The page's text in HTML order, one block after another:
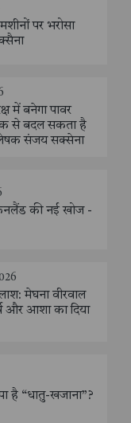
पर भरोसा
में बनेगा पावर
से बदल सकता है
संजय सक्सेना
की नई खोज -
मेघना वीरवाल
और आशा का दिया
है “धातु-खजाना”?